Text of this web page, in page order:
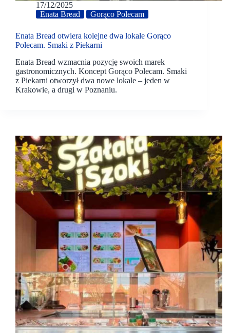
17/12/2025
Enata Bread
Gorąco Polecam
Enata Bread otwiera kolejne dwa lokale Gorąco
Polecam. Smaki z Piekarni
Enata Bread wzmacnia pozycję swoich marek
gastronomicznych. Koncept Gorąco Polecam. Smaki
z Piekarni otworzył dwa nowe lokale – jeden w
Krakowie, a drugi w Poznaniu.